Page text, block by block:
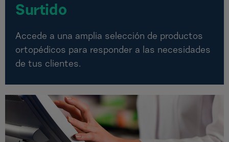
Surtido
Accede a una amplia selección de productos
ortopédicos para responder a las necesidades
de tus clientes.